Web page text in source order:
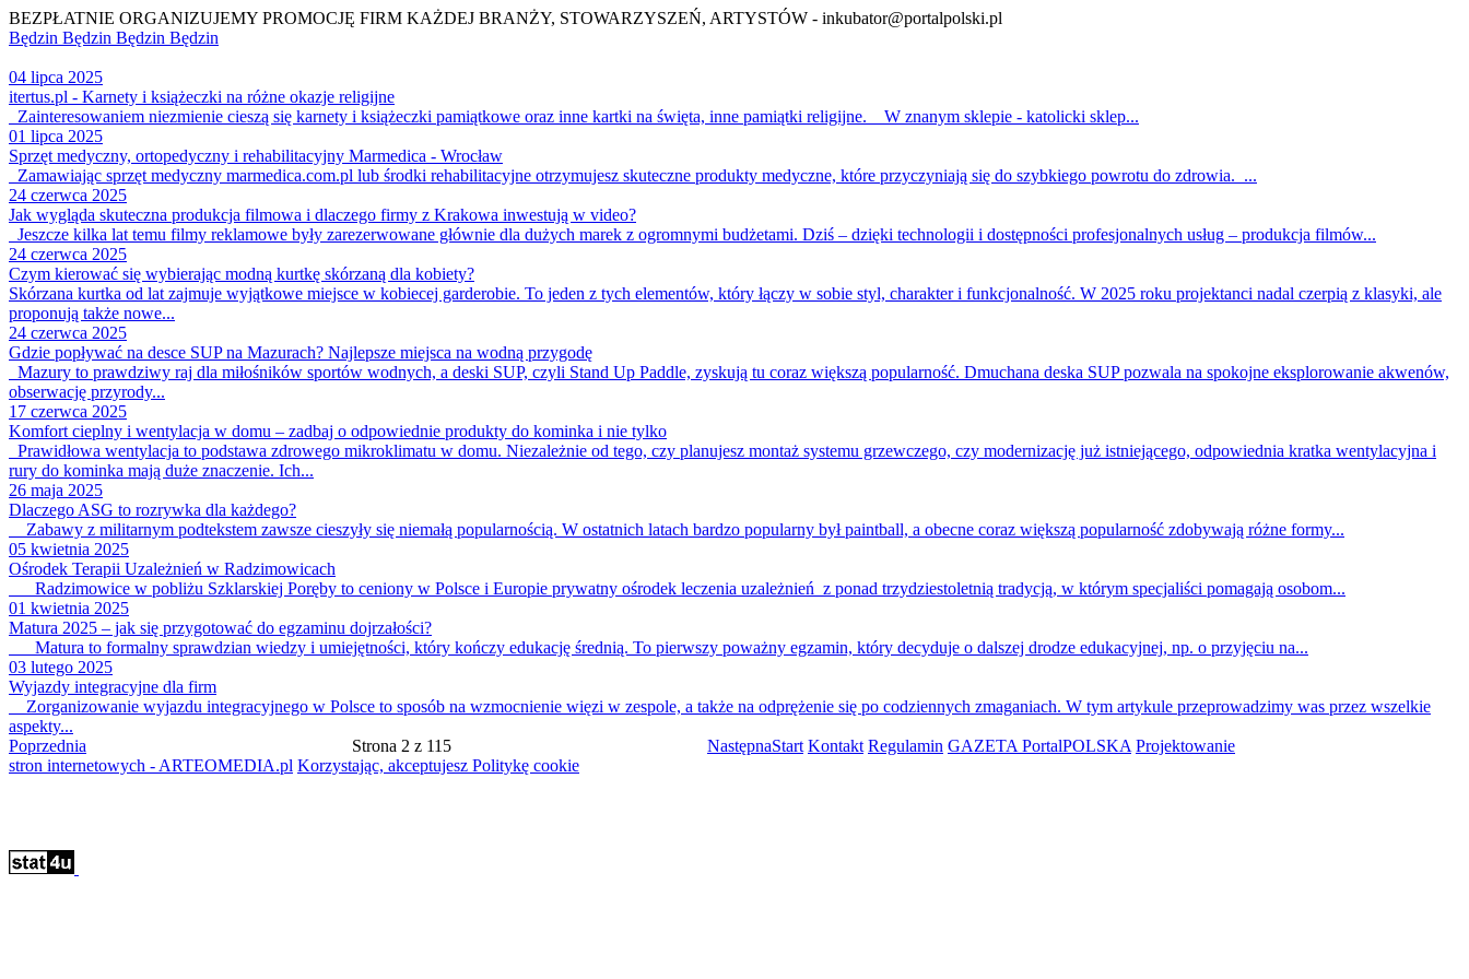
BEZPŁATNIE ORGANIZUJEMY PROMOCJĘ FIRM KAŻDEJ BRANŻY, STOWARZYSZEŃ, ARTYSTÓW - inkubator@portalpolski.pl
Będzin Będzin Będzin Będzin
04 lipca 2025
itertus.pl - Karnety i książeczki na różne okazje religijne
Zainteresowaniem niezmienie cieszą się karnety i książeczki pamiątkowe oraz inne kartki na święta, inne pamiątki religijne. W znanym sklepie - katolicki sklep...
01 lipca 2025
Sprzęt medyczny, ortopedyczny i rehabilitacyjny Marmedica - Wrocław
Zamawiając sprzęt medyczny marmedica.com.pl lub środki rehabilitacyjne otrzymujesz skuteczne produkty medyczne, które przyczyniają się do szybkiego powrotu do zdrowia. ...
24 czerwca 2025
Jak wygląda skuteczna produkcja filmowa i dlaczego firmy z Krakowa inwestują w video?
Jeszcze kilka lat temu filmy reklamowe były zarezerwowane głównie dla dużych marek z ogromnymi budżetami. Dziś – dzięki technologii i dostępności profesjonalnych usług – produkcja filmów...
24 czerwca 2025
Czym kierować się wybierając modną kurtkę skórzaną dla kobiety?
Skórzana kurtka od lat zajmuje wyjątkowe miejsce w kobiecej garderobie. To jeden z tych elementów, który łączy w sobie styl, charakter i funkcjonalność. W 2025 roku projektanci nadal czerpią z klasyki, ale
proponują także nowe...
24 czerwca 2025
Gdzie popływać na desce SUP na Mazurach? Najlepsze miejsca na wodną przygodę
Mazury to prawdziwy raj dla miłośników sportów wodnych, a deski SUP, czyli Stand Up Paddle, zyskują tu coraz większą popularność. Dmuchana deska SUP pozwala na spokojne eksplorowanie akwenów,
obserwację przyrody...
17 czerwca 2025
Komfort cieplny i wentylacja w domu – zadbaj o odpowiednie produkty do kominka i nie tylko
Prawidłowa wentylacja to podstawa zdrowego mikroklimatu w domu. Niezależnie od tego, czy planujesz montaż systemu grzewczego, czy modernizację już istniejącego, odpowiednia kratka wentylacyjna i
rury do kominka mają duże znaczenie. Ich...
26 maja 2025
Dlaczego ASG to rozrywka dla każdego?
Zabawy z militarnym podtekstem zawsze cieszyły się niemałą popularnością. W ostatnich latach bardzo popularny był paintball, a obecne coraz większą popularność zdobywają różne formy...
05 kwietnia 2025
Ośrodek Terapii Uzależnień w Radzimowicach
Radzimowice w pobliżu Szklarskiej Poręby to ceniony w Polsce i Europie prywatny ośrodek leczenia uzależnień z ponad trzydziestoletnią tradycją, w którym specjaliści pomagają osobom...
01 kwietnia 2025
Matura 2025 – jak się przygotować do egzaminu dojrzałości?
Matura to formalny sprawdzian wiedzy i umiejętności, który kończy edukację średnią. To pierwszy poważny egzamin, który decyduje o dalszej drodze edukacyjnej, np. o przyjęciu na...
03 lutego 2025
Wyjazdy integracyjne dla firm
Zorganizowanie wyjazdu integracyjnego w Polsce to sposób na wzmocnienie więzi w zespole, a także na odprężenie się po codziennych zmaganiach. W tym artykule przeprowadzimy was przez wszelkie
aspekty...
Poprzednia
Strona 2 z 115 NastępnaStart Kontakt Regulamin GAZETA PortalPOLSKA Projektowanie
stron internetowych - ARTEOMEDIA.pl Korzystając, akceptujesz Politykę cookie